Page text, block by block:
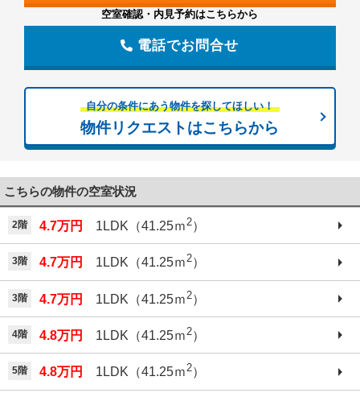
空室確認・内見予約はこちらから
電話でお問合せ
自分の条件にあう物件を探してほしい！
物件リクエストはこちらから
こちらの物件の空室状況
2階 4.7万円 1LDK（41.25ｍ2）
3階 4.7万円 1LDK（41.25ｍ2）
3階 4.7万円 1LDK（41.25ｍ 2）
4階 4.8万円 1LDK（41.25ｍ2）
5階 4.8万円 1LDK（41.25ｍ2）